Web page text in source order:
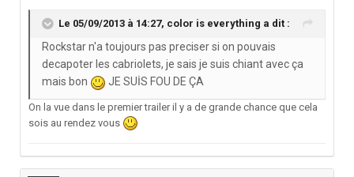
Le 05/09/2013 à 14:27, color is everything a dit :
Rockstar n'a toujours pas preciser si on pouvais
decapoter les cabriolets, je sais je suis chiant avec ça
mais bon
JE SUİS FOU DE ÇA
On la vue dans le premier trailer il y a de grande chance que cela
sois au rendez vous